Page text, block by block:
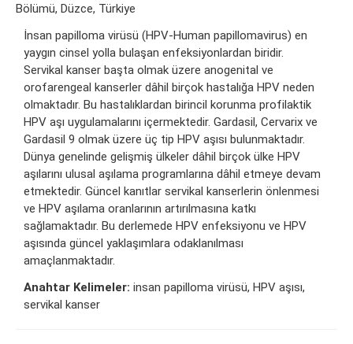
Bölümü, Düzce, Türkiye
İnsan papilloma virüsü (HPV-Human papillomavirus) en
yaygın cinsel yolla bulaşan enfeksiyonlardan biridir.
Servikal kanser başta olmak üzere anogenital ve
orofarengeal kanserler dâhil birçok hastalığa HPV neden
olmaktadır. Bu hastalıklardan birincil korunma profilaktik
HPV aşı uygulamalarını içermektedir. Gardasil, Cervarix ve
Gardasil 9 olmak üzere üç tip HPV aşısı bulunmaktadır.
Dünya genelinde gelişmiş ülkeler dâhil birçok ülke HPV
aşılarını ulusal aşılama programlarına dâhil etmeye devam
etmektedir. Güncel kanıtlar servikal kanserlerin önlenmesi
ve HPV aşılama oranlarının artırılmasına katkı
sağlamaktadır. Bu derlemede HPV enfeksiyonu ve HPV
aşısında güncel yaklaşımlara odaklanılması
amaçlanmaktadır.
Anahtar Kelimeler: insan papilloma virüsü, HPV aşısı,
servikal kanser